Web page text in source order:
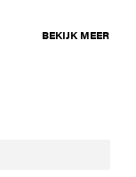
BEKIJK MEER